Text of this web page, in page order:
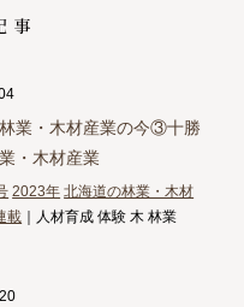
業・木材産業の今③十勝
・木材産業
2023年 北海道の林業・木材
載 ｜人材育成 体験 木 林業